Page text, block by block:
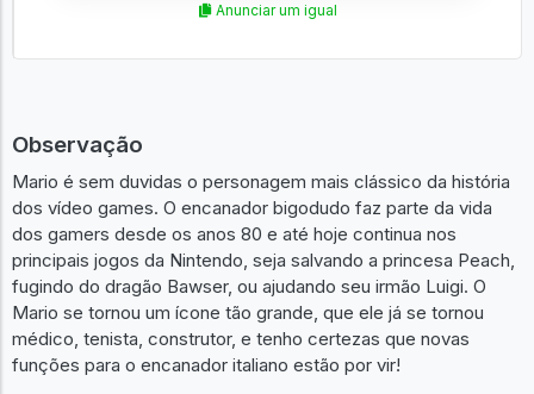
Anunciar um igual
Observação
Mario é sem duvidas o personagem mais clássico da história
dos vídeo games. O encanador bigodudo faz parte da vida
dos gamers desde os anos 80 e até hoje continua nos
principais jogos da Nintendo, seja salvando a princesa Peach,
fugindo do dragão Bawser, ou ajudando seu irmão Luigi. O
Mario se tornou um ícone tão grande, que ele já se tornou
médico, tenista, construtor, e tenho certezas que novas
funções para o encanador italiano estão por vir!